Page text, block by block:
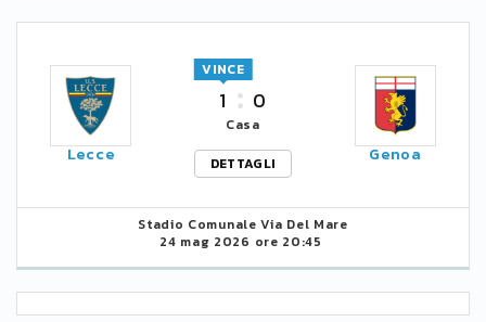
Lecce
1
VINCE
0
Casa
DETTAGLI
Genoa
Stadio Comunale Via Del Mare
24 mag 2026 ore 20:45